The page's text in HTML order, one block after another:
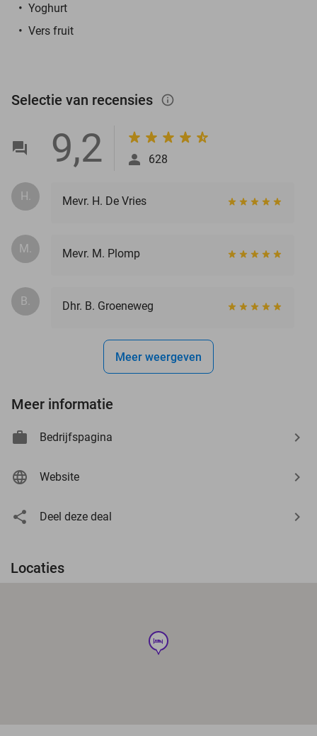
Yoghurt
Vers fruit
Selectie van recensies info_outlined
9,2 628
H. Mevr. H. De Vries
M. Mevr. M. Plomp
B. Dhr. B. Groeneweg
Meer weergeven
Meer informatie
Bedrijfspagina
Website
Deel deze deal
Locaties
hotel